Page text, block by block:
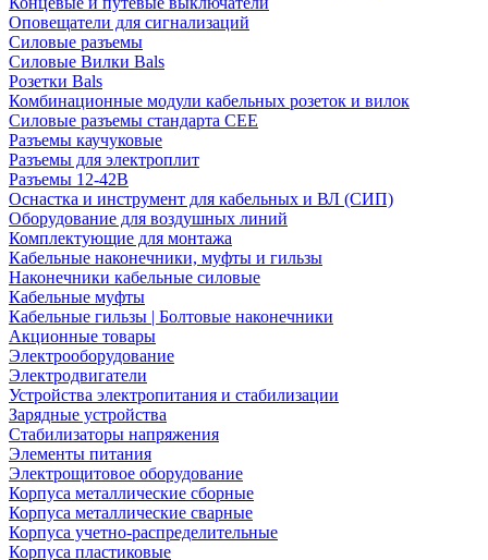
Оповещатели для сигнализаций
Силовые разъемы
Силовые Вилки Bals
Розетки Bals
Комбинационные модули кабельных розеток и вилок
Силовые разъемы стандарта CEE
Разъемы каучуковые
Разъемы для электроплит
Разъемы 12-42В
Оснастка и инструмент для кабельных и ВЛ (СИП)
Оборудование для воздушных линий
Комплектующие для монтажа
Кабельные наконечники, муфты и гильзы
Наконечники кабельные силовые
Кабельные муфты
Кабельные гильзы | Болтовые наконечники
Акционные товары
Электрооборудование
Электродвигатели
Устройства электропитания и стабилизации
Зарядные устройства
Стабилизаторы напряжения
Элементы питания
Электрощитовое оборудование
Корпуса металлические сборные
Корпуса металлические сварные
Корпуса учетно-распределительные
Корпуса пластиковые